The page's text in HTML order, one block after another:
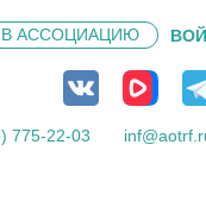
АССОЦИАЦИЮ
775-22-03